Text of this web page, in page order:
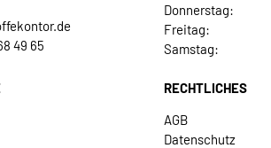
49 65
Donnerstag:
Freitag:
Samstag:
RECHTLICHES
AGB
Datenschutz